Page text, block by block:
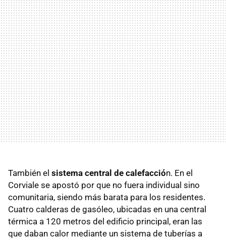
También el sistema central de calefacción. En el
Corviale se apostó por que no fuera individual sino
comunitaria, siendo más barata para los residentes.
Cuatro calderas de gasóleo, ubicadas en una central
térmica a 120 metros del edificio principal, eran las
que daban calor mediante un sistema de tuberías a